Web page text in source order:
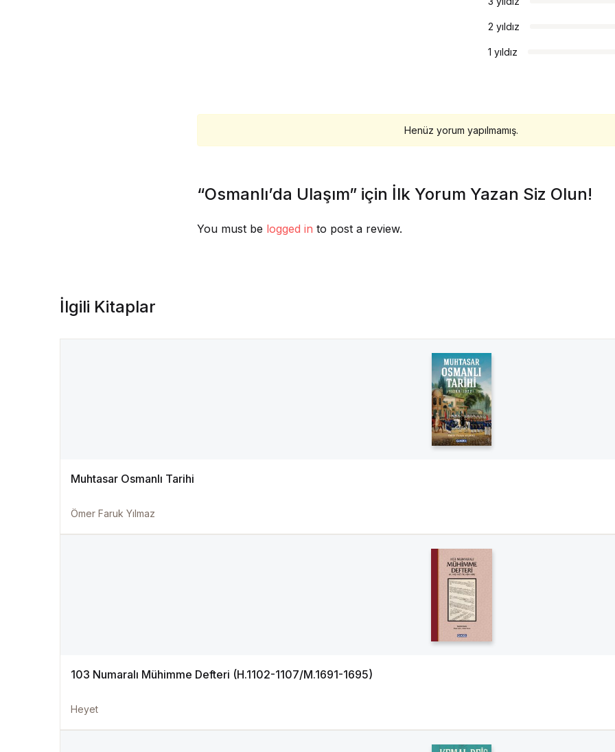
2 yıldız
1 yıldız
Henüz yorum yapılmamış.
“Osmanlı’da Ulaşım” için İlk Yorum Yazan Siz Olun!
You must be logged in to post a review.
İlgili Kitaplar
Muhtasar Osmanlı Tarihi
Ömer Faruk Yılmaz
103 Numaralı Mühimme Defteri (H.1102-1107/M.1691-1695)
Heyet